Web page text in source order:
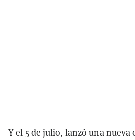
Y el 5 de julio, lanzó una